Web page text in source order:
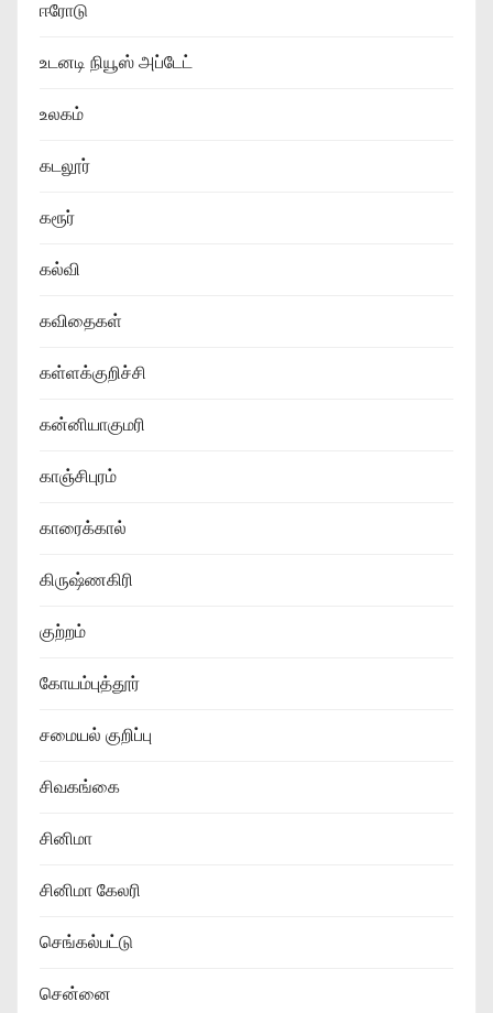
ஈரோடு
உடனடி நியூஸ் அப்டேட்
உலகம்
கடலூர்
கரூர்
கல்வி
கவிதைகள்
கள்ளக்குறிச்சி
கன்னியாகுமரி
காஞ்சிபுரம்
காரைக்கால்
கிருஷ்ணகிரி
குற்றம்
கோயம்புத்தூர்
சமையல் குறிப்பு
சிவகங்கை
சினிமா
சினிமா கேலரி
செங்கல்பட்டு
சென்னை